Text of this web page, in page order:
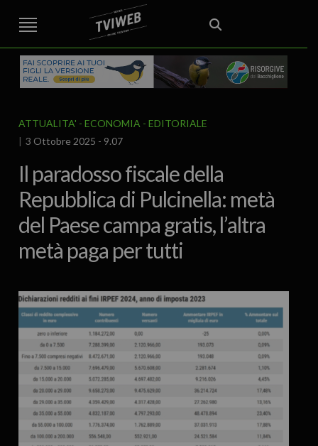
STREET TG CRONACA VENETO
VICENZA E PROVINCIA
AREA BERICA
ECONOMIA ATTUALITA’ POLITICA
EDITORIALE ITALIA E MONDO CURIOSITÀ – LIFESTYLE
CULTURA ARTE
SPORT
IL GRAFFIO FOOD & DRINK FUORIPORTA EROTICO VICENTINO
ATTUALITA' ECONOMIA
EDITORIALE
3 Ottobre 2025 - 9.07
Il paradosso fiscale della
Repubblica di Pulcinella: metà
del Paese campa gratis, l’altra
metà paga per tutti